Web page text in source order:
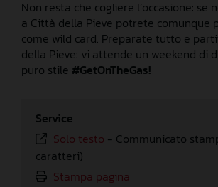
Non resta che cogliere l’occasione: se
a Città della Pieve potrete comunque
come wild card. Preparate tutto e
della Pieve: vi attende un weekend di
puro stile #GetOnTheGas!
Service
Solo testo - Communicato
caratteri)
Stampa pagina